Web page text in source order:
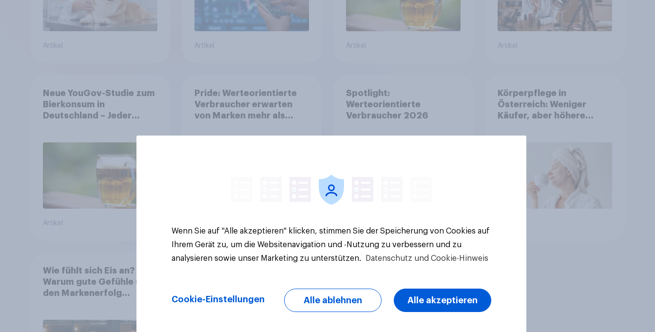
Artikel Artikel Artikel Artikel
Neue YouGov-Studie zum
Bierkonsum in
Deutschland – Jeder
um über 23 Prozent
Artikel
Pride: Werteorientierte
Verbraucher erwarten
von Marken mehr als
Spotlight:
Werteorientierte
Verbraucher 2026
Körperpflege in
Österreich: Weniger
Käufer, aber höhere
Nutzung
Wie fühlt sich Eis an?
Warum gute Gefühle über
den Markenerfolg
Wenn Sie auf "Alle akzeptieren" klicken, stimmen Sie der Speicherung von Cookies auf
Ihrem Gerät zu, um die Websitenavigation und -Nutzung zu verbessern und zu
analysieren sowie unser Marketing zu unterstützen.
Datenschutz und Cookie-Hinweis
Cookie-Einstellungen Alle ablehnen Alle akzeptieren